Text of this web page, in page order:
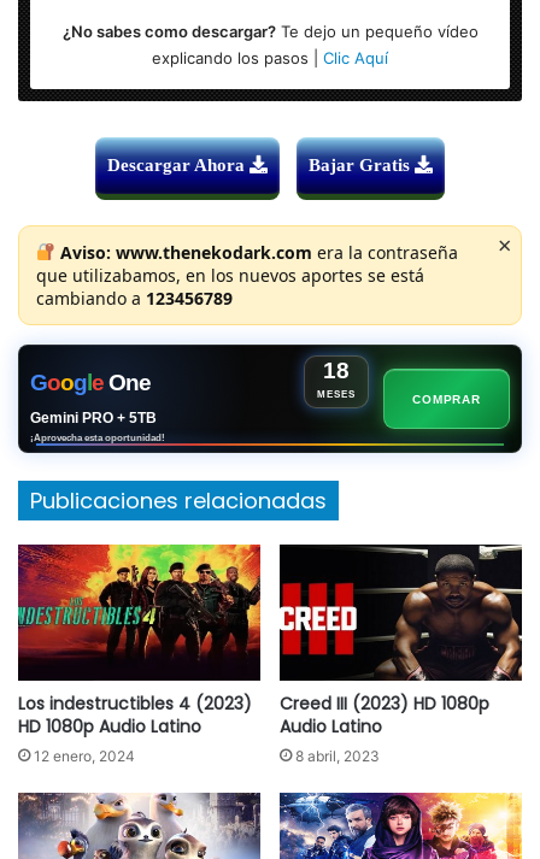
¿No sabes como descargar?Te dejo un pequeño vídeo
explicando los pasos | Clic Aquí
Descargar Ahora Bajar Gratis
Aviso: www.thenekodark.com era la contraseña
que utilizabamos, en los nuevos aportes se está
cambiando a 123456789
×
GoogleOne 18
MESES
Gemini PRO + 5TB
¡Aprovecha esta oportunidad!
COMPRAR
Publicaciones relacionadas
Los indestructibles 4 (2023)
HD 1080p Audio Latino
12 enero, 2024
Creed III (2023) HD 1080p
Audio Latino
8 abril, 2023